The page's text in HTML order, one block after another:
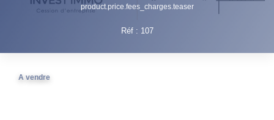
GESTION DE PATRIMOINE
product.price.fees_charges.teaser
Réf : 107
A vendre